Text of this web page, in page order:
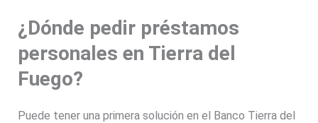
¿Dónde pedir préstamos
personales en Tierra del
Fuego?
Puede tener una primera solución en el Banco Tierra del